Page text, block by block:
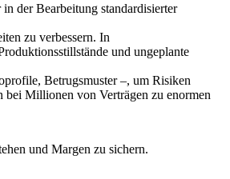
der Bearbeitung standardisierter
zu verbessern. In
und ungeplante
Betrugsmuster –, um Risiken
bei Millionen von Verträgen zu enormen
und Margen zu sichern.